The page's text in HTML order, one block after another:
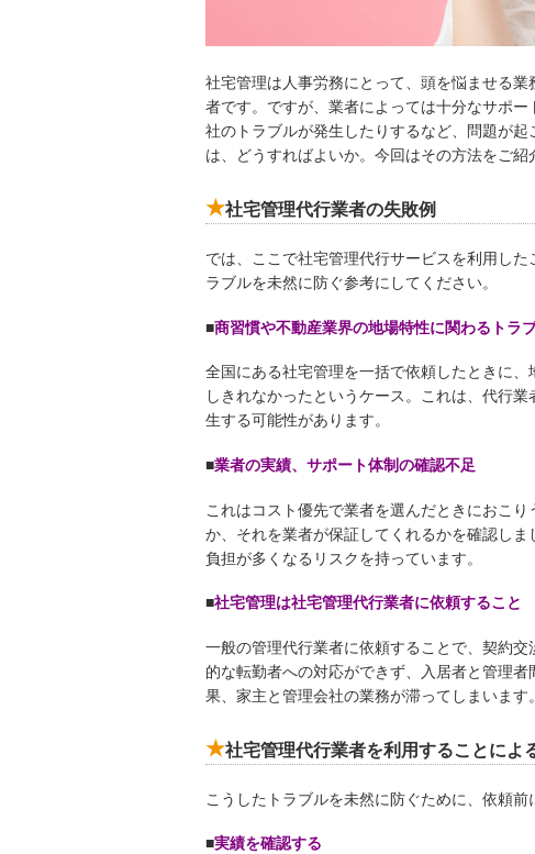
社宅管理は人事労務にとって、頭を悩ませる
者です。ですが、業者によっては十分なサポ
社のトラブルが発生したりするなど、問題が
は、どうすればよいか。今回はその方法をご紹
社宅管理代行業者の失敗例
では、ここで社宅管理代行サービスを利用し
ラブルを未然に防ぐ参考にしてください。
■商習慣や不動産業界の地場特性に関わるトラ
全国にある社宅管理を一括で依頼したときに
しきれなかったというケース。これは、代行
生する可能性があります。
■業者の実績、サポート体制の確認不足
これはコスト優先で業者を選んだときにおこ
か、それを業者が保証してくれるかを確認し
負担が多くなるリスクを持っています。
■社宅管理は社宅管理代行業者に依頼すること
一般の管理代行業者に依頼することで、契約
的な転勤者への対応ができず、入居者と管理
果、家主と管理会社の業務が滞ってしまいま
社宅管理代行業者を利用することによ
こうしたトラブルを未然に防ぐために、依頼
■実績を確認する